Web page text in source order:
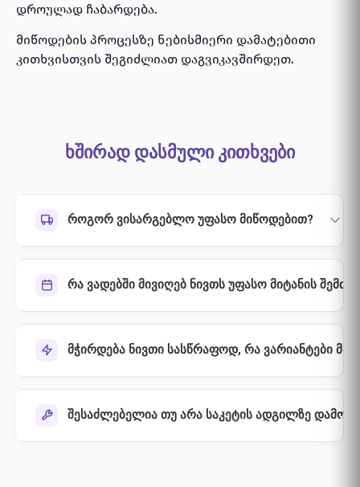
დროულად ჩაბარდება.
მიწოდების პროცესზე ნებისმიერი დამატებითი
კითხვისთვის შეგიძლიათ დაგვიკავშირდეთ.
ხშირად დასმული კითხვები
როგორ ვისარგებლო უფასო მიწოდებით?
რა ვადებში მივიღებ ნივთს უფასო მიტანის
მჭირდება ნივთი სასწრაფოდ, რა ვარიანტები
შესაძლებელია თუ არა საკეტის ადგილზე